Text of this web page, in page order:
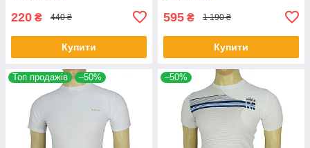
220 ₴ 440 ₴
Купити
595 ₴ 1 190 ₴
Купити
Топ продажів –50% –50%